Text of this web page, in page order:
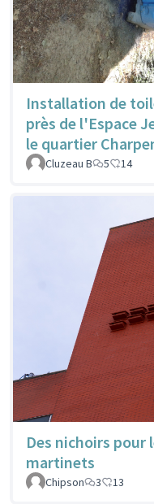
Installation de
près de l'Espace
le quartier
Cluzeau B 5 14
Des nichoirs pour
martinets
Chipson
3 13